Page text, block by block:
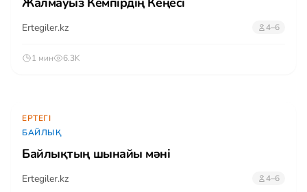
Ertegiler.kz 4–6
1 мин 6.3K
ЕРТЕГІ
БАЙЛЫҚ
Байлықтың шынайы мәні
Ertegiler.kz 4–6